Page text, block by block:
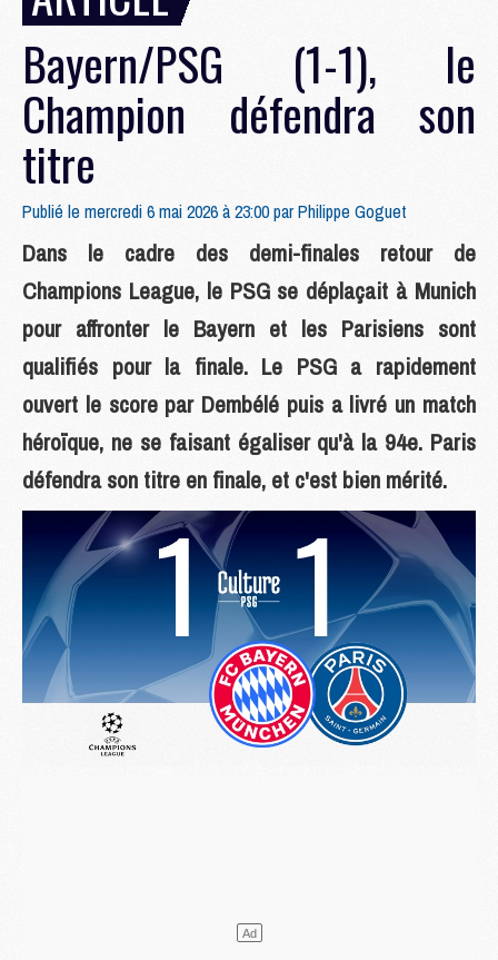
Bayern/PSG (1-1), le
Champion défendra son
titre
Publié le mercredi 6 mai 2026 à 23:00 parPhilippe Goguet
Dans le cadre des demi-finales retour de
Champions League, le PSG se déplaçait à Munich
pour affronter le Bayern et les Parisiens sont
qualifiés pour la finale. Le PSG a rapidement
ouvert le score par Dembélé puis a livré un match
héro¨ïque, ne se faisant égaliser qu'à la 94e. Paris
défendra son titre en finale, et c'est bien mérité.